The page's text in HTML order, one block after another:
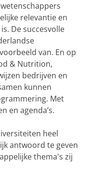
relevantie en
De succesvolle
van. En op
& Nutrition,
bedrijven en
kunnen
Met
en agenda’s.
heel
antwoord te geven
thema's zij